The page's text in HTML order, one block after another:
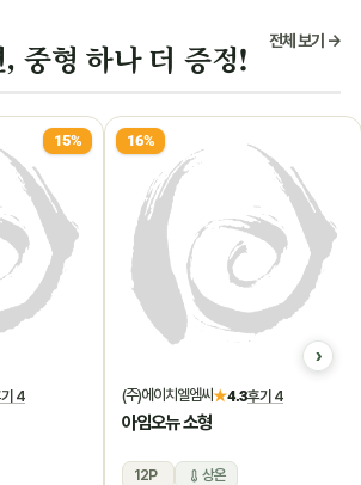
중형 하나 더 증정! 전체 보기 →
15%
4
16%
(주)에이치엘엠씨★4.3후기 4
아임오뉴 소형
12P 상온